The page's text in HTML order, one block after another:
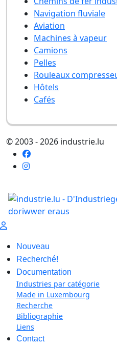
Navigation fluviale
Aviation
Machines à vapeur
Camions
Pelles
Rouleaux
Hôtels
Cafés
© 2003 - 2026 industrie.lu
Nouveau
Recherché!
Documentation
Industries par catégorie
Made in Luxembourg
Recherche
Bibliographie
Liens
Contact